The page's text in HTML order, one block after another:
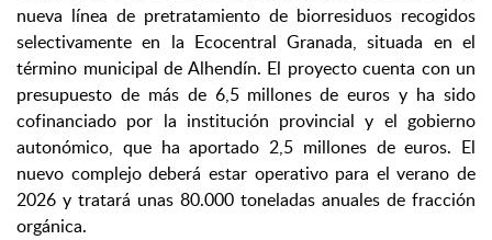
nueva línea de pretratamiento de biorresiduos recogidos
selectivamente en la Ecocentral Granada, situada en el
término municipal de Alhendín. El proyecto cuenta con un
presupuesto de más de 6,5 millones de euros y ha sido
cofinanciado por la institución provincial y el gobierno
autonómico, que ha aportado 2,5 millones de euros. El
nuevo complejo deberá estar operativo para el verano de
2026 y tratará unas 80.000 toneladas anuales de fracción
orgánica.